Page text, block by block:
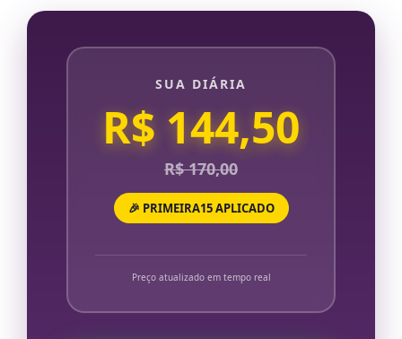
SUA DIÁRIA
R$ 144,50
R$ 170,00
🎉 PRIMEIRA15 APLICADO
Preço atualizado em tempo real